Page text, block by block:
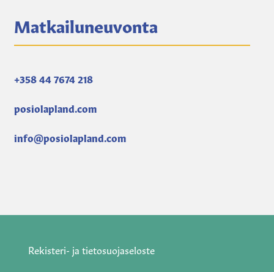
Matkailuneuvonta
+358 44 7674 218
posiolapland.com
info@posiolapland.com
Rekisteri- ja tietosuojaseloste